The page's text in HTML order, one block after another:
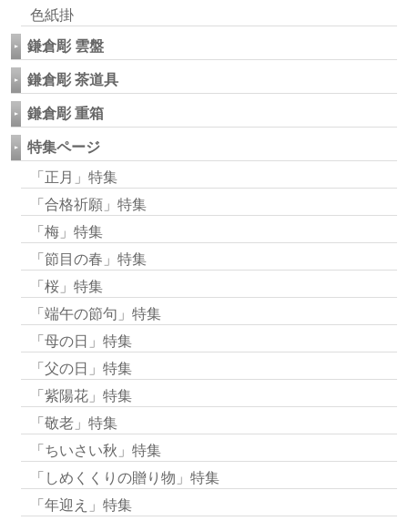
色紙掛
鎌倉彫 雲盤
鎌倉彫 茶道具
鎌倉彫 重箱
特集ページ
「正月」特集
「合格祈願」特集
「梅」特集
「節目の春」特集
「桜」特集
「端午の節句」特集
「母の日」特集
「父の日」特集
「紫陽花」特集
「敬老」特集
「ちいさい秋」特集
「しめくくりの贈り物」特集
「年迎え」特集